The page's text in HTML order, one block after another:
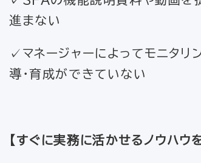
進まない
✓マネージャーによってモニタ
導・育成ができていない
【すぐに実務に活かせるノウハウ